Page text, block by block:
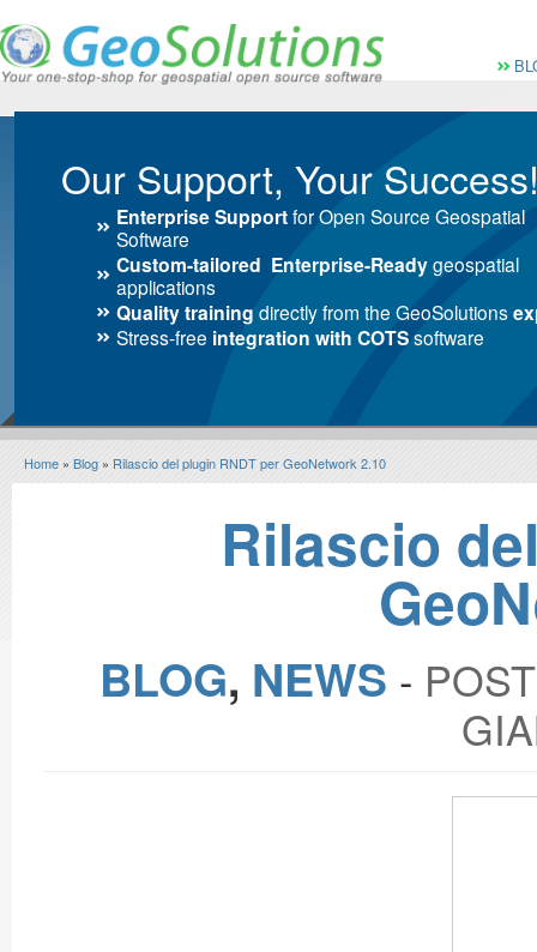
Menù
Our Support, Your
Enterprise Supportfor Open Source Geospatial
Software
Custom-tailored Enterprise-Readygeospatial
applications
Quality training directly from the GeoSolutions
Stress-free integration with COTSsoftware
Home » Blog » Rilascio del plugin RNDT per GeoNetwork 2.10
Rilascio
BLOG, NEWS ‐